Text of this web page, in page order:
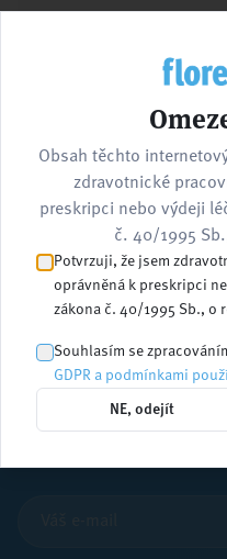
Přihlaste se k
Obsah těchto
zdravotnické
preskripci nebo výdeji
č. 40/1995
Potvrzuji, že jsem
oprávněná k preskripci
zákona č. 40/1995 Sb., o
Souhlasím se
GDPR a podmínkami
NE, odejít